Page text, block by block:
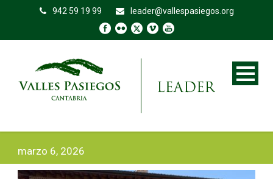
942 59 19 99 leader@vallespasiegos.org
marzo 6, 2026